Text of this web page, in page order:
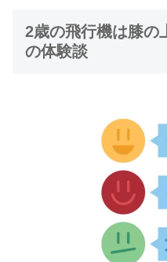
2歳の飛行機は膝の
の体験談